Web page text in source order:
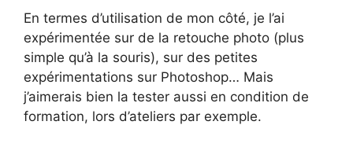
En termes d’utilisation de mon côté, je l’ai
expérimentée sur de la retouche photo (plus
simple qu’à la souris), sur des petites
expérimentations sur Photoshop… Mais
j’aimerais bien la tester aussi en condition de
formation, lors d’ateliers par exemple.